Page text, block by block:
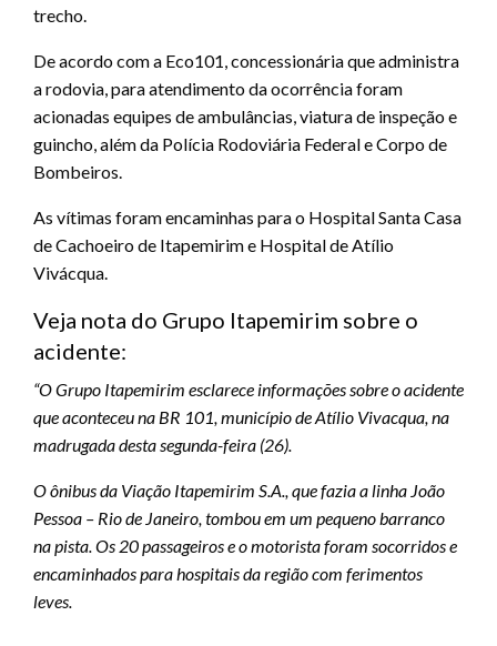
trecho.
De acordo com a Eco101, concessionária que administra
a rodovia, para atendimento da ocorrência foram
acionadas equipes de ambulâncias, viatura de inspeção e
guincho, além da Polícia Rodoviária Federal e Corpo de
Bombeiros.
As vítimas foram encaminhas para o Hospital Santa Casa
de Cachoeiro de Itapemirim e Hospital de Atílio
Vivácqua.
Veja nota do Grupo Itapemirim sobre o
acidente:
“O Grupo Itapemirim esclarece informações sobre o acidente
que aconteceu na BR 101, município de Atílio Vivacqua, na
madrugada desta segunda-feira (26).
O ônibus da Viação Itapemirim S.A., que fazia a linha João
Pessoa – Rio de Janeiro, tombou em um pequeno barranco
na pista. Os 20 passageiros e o motorista foram socorridos e
encaminhados para hospitais da região com ferimentos
leves.